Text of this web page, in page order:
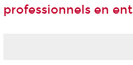
professionnels en